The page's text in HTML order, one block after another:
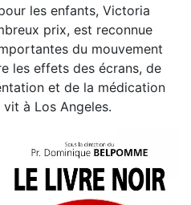
les enfants, Victoria
prix, est reconnue
du mouvement
les effets des écrans, de
et de la médication
à Los Angeles.